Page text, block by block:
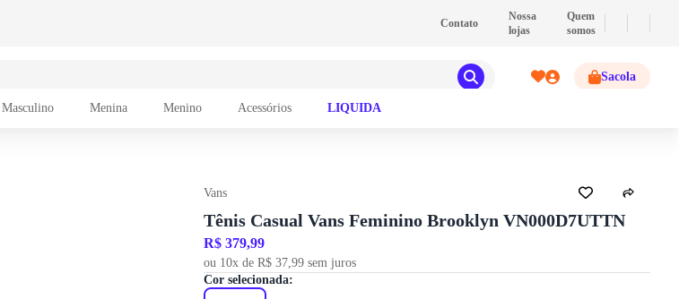
PIX - Pague com PIX e ganhe 2% de
Contato
Nossa
lojas
Quem
somos
Sacola
Masculino Menina Menino Acessórios LIQUIDA
Vans
Tênis Casual Vans Feminino Brooklyn VN000D7UTTN
R$ 379,99
ou 10x de R$ 37,99 sem juros
GUIA DE TAMANHOS
Tênis Casual Vans Feminino
Cor selecionada: